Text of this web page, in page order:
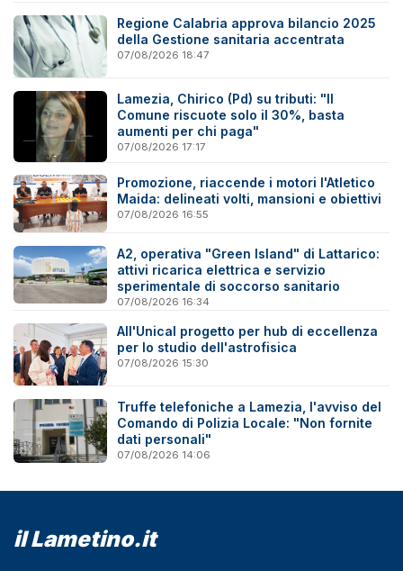
Regione Calabria approva bilancio 2025
della Gestione sanitaria accentrata
07/08/2026 18:47
Lamezia, Chirico (Pd) su tributi: "Il
Comune riscuote solo il 30%, basta
aumenti per chi paga"
07/08/2026 17:17
Promozione, riaccende i motori l'Atletico
Maida: delineati volti, mansioni e obiettivi
07/08/2026 16:55
A2, operativa "Green Island" di Lattarico:
attivi ricarica elettrica e servizio
sperimentale di soccorso sanitario
07/08/2026 16:34
All'Unical progetto per hub di eccellenza
per lo studio dell'astrofisica
07/08/2026 15:30
Truffe telefoniche a Lamezia, l'avviso del
Comando di Polizia Locale: "Non fornite
dati personali"
07/08/2026 14:06
il Lametino.it